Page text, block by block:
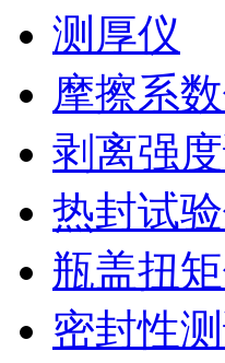
测厚仪
摩擦系
剥离强
热封试
瓶盖扭
密封性